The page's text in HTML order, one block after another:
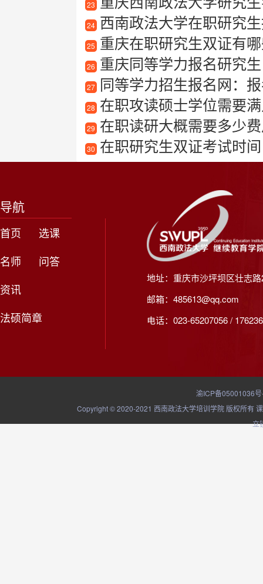
23
24 西南政法大学在职研究
25 重庆在职研究生双证有
26 重庆同等学力报名研究生
27 同等学力招生报名网：
28 在职攻读硕士学位需要
29 在职读研大概需要多少
30 在职研究生双证考试时间
导航
首页
选课
名师
问答
资讯
法硕简章
地址：重庆市沙坪坝区壮志
邮箱：485613@qq.com
电话：023-65207056 /
渝ICP备05001036
Copyright © 2020-2021 西南政法大学培训学院 版权所有
立